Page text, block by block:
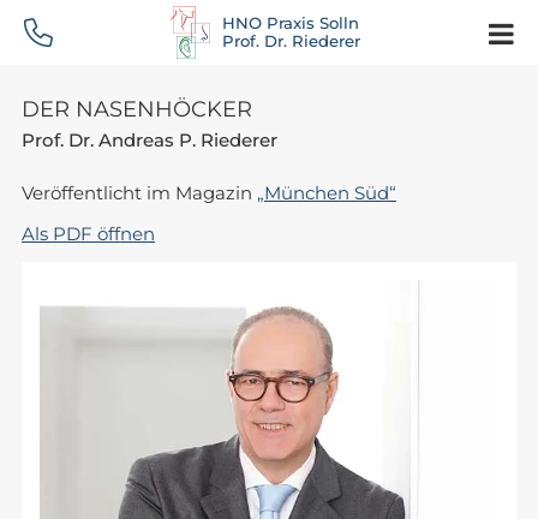
HNO Praxis Solln
Prof. Dr. Riederer
DER NASENHÖCKER
Prof. Dr. Andreas P. Riederer
Veröffentlicht im Magazin „München Süd“
Als PDF öffnen